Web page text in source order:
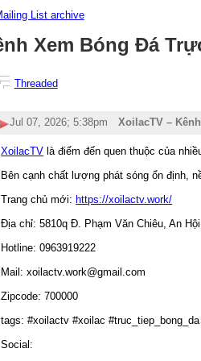
List archive
Xem Bóng Đá
Threaded
Jul 07, 2026; 5:38pm XoilacTV –
XoilacTV là điểm đến quen thuộc của
Bên cạnh chất lượng phát sóng ổn định,
Trang chủ mới: https://xoilactv.work/
Địa chỉ: 5810q Đ. Phạm Văn Chiêu, An
Hotline: 0963919222
Mail: xoilactv.work@gmail.com
Zipcode: 700000
tags: #xoilactv #xoilac
Social: